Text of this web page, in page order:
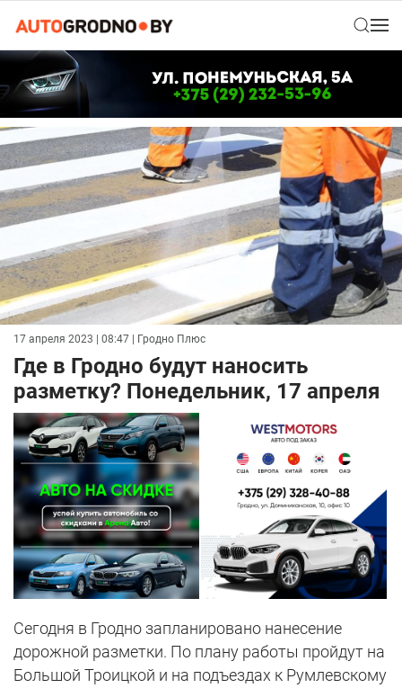
17 апреля 2023 | 08:47 | Гродно Плюс
Где в Гродно будут наносить
разметку? Понедельник, 17 апреля
Сегодня в Гродно запланировано нанесение
дорожной разметки. По плану работы пройдут на
Большой Троицкой и на подъездах к Румлевскому